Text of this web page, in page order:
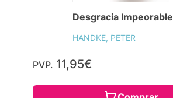
Desgracia Impeorable
HANDKE, PETER
PVP. 11,95€